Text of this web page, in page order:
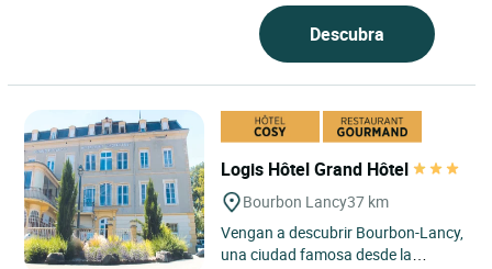
Descubra
Logis Hôtel Grand Hôtel
Bourbon Lancy37 km
Vengan a descubrir Bourbon-Lancy,
una ciudad famosa desde la